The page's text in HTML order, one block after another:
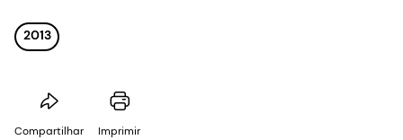
2013
Compartilhar Imprimir